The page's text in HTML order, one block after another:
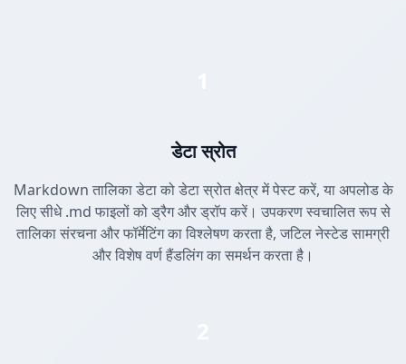
डेटा स्रोत
Markdown तालिका डेटा को डेटा स्रोत क्षेत्र में पेस्ट करें, या अपलोड के
लिए सीधे .md फाइलों को ड्रैग और ड्रॉप करें। उपकरण स्वचालित रूप से
तालिका संरचना और फॉर्मेटिंग का विश्लेषण करता है, जटिल नेस्टेड सामग्री
और विशेष वर्ण हैंडलिंग का समर्थन करता है।